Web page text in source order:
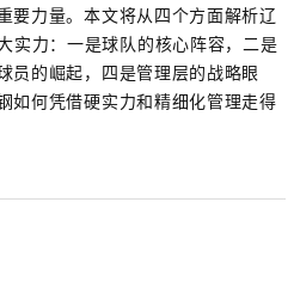
要力量。本文将从四个方面解析辽
实力：一是球队的核心阵容，二是
员的崛起，四是管理层的战略眼
如何凭借硬实力和精细化管理走得